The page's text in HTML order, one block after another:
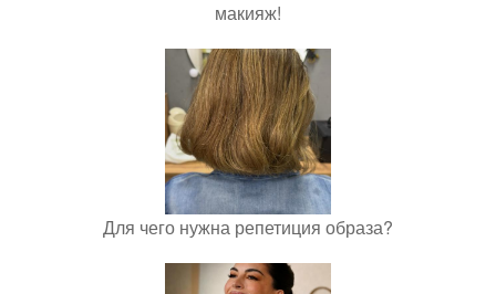
макияж!
Для чего нужна репетиция образа?